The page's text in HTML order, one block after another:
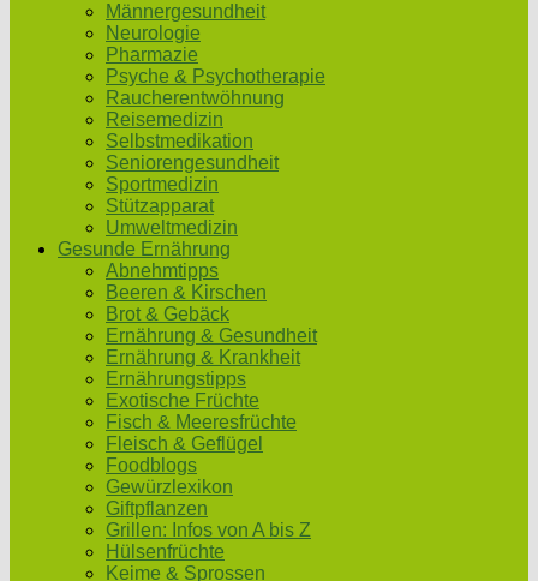
Männergesundheit
Neurologie
Pharmazie
Psyche & Psychotherapie
Raucherentwöhnung
Reisemedizin
Selbstmedikation
Seniorengesundheit
Sportmedizin
Stützapparat
Umweltmedizin
Gesunde Ernährung
Abnehmtipps
Beeren & Kirschen
Brot & Gebäck
Ernährung & Gesundheit
Ernährung & Krankheit
Ernährungstipps
Exotische Früchte
Fisch & Meeresfrüchte
Fleisch & Geflügel
Foodblogs
Gewürzlexikon
Giftpflanzen
Grillen: Infos von A bis Z
Hülsenfrüchte
Keime & Sprossen